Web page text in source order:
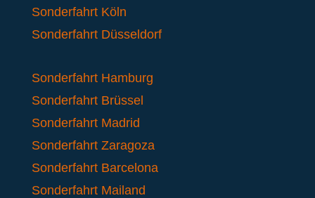
Sonderfahrt Köln
Sonderfahrt Düsseldorf
Sonderfahrt Hamburg
Sonderfahrt Brüssel
Sonderfahrt Madrid
Sonderfahrt Zaragoza
Sonderfahrt Barcelona
Sonderfahrt Mailand